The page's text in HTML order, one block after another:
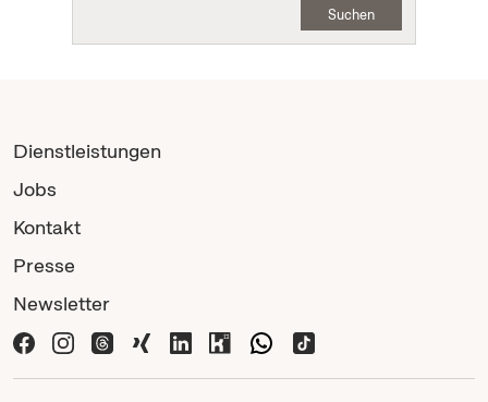
Suchen
Dienstleistungen
Jobs
Kontakt
Presse
Newsletter